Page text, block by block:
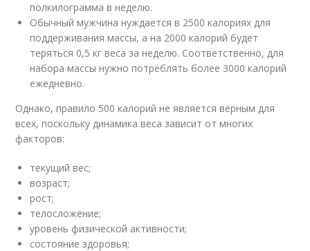
полкилограмма в неделю.
Обычный мужчина нуждается в 2500 калориях для
поддерживания массы, а на 2000 калорий будет
теряться 0,5 кг веса за неделю. Соответственно, для
набора массы нужно потреблять более 3000 калорий
ежедневно.
Однако, правило 500 калорий не является верным для
всех, поскольку динамика веса зависит от многих
факторов:
текущий вес;
возраст;
рост;
телосложение;
уровень физической активности;
состояние здоровья;